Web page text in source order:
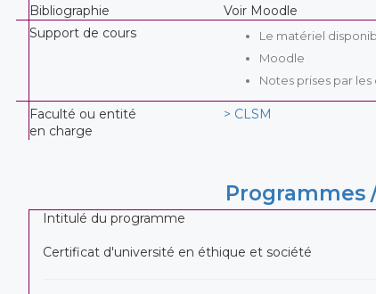
Bibliographie
Voir Moodle
Support de cours
Le matériel
Moodle
Notes prises par
Faculté ou entité
en charge
> CLSM
Programmes
Intitulé du programme
Certificat d'université en éthique et société